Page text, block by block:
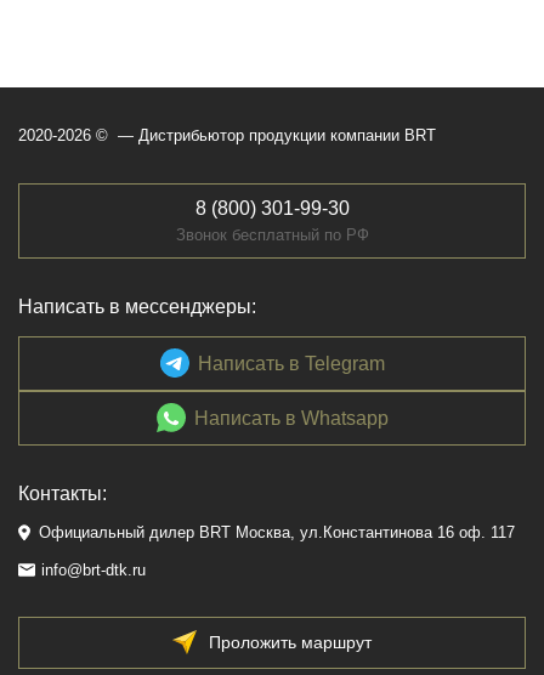
2020-2026 © — Дистрибьютор продукции компании BRT
8 (800) 301-99-30
Звонок бесплатный по РФ
Написать в мессенджеры:
Написать в Telegram
Написать в Whatsapp
Контакты:
Официальный дилер BRT Москва, ул.Константинова 16 оф. 117
info@brt-dtk.ru
Проложить маршрут